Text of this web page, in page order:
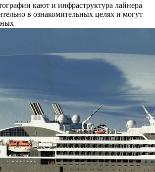
кают и инфраструктура лайнера
в ознакомительных целях и могут